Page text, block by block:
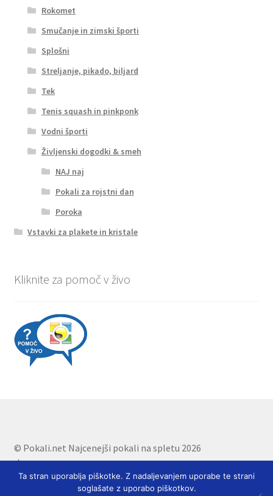
Rokomet
Smučanje in zimski športi
Splošni
Streljanje, pikado, biljard
Tek
Tenis squash in pinkponk
Vodni športi
Življenski dogodki & smeh
NAJ naj
Pokali za rojstni dan
Poroka
Vstavki za plakete in kristale
Kliknite za pomoč v živo
© Pokali.net Najcenejši pokali na spletu 2026
.
Ta stran uporablja piškotke. Z nadaljevanjem uporabe te strani
soglašate z uporabo piškotkov.